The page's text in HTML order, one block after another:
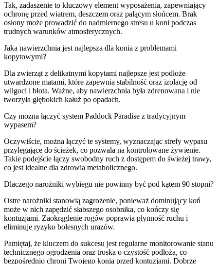
Tak, zadaszenie to kluczowy element wyposażenia, zapewniający
ochronę przed wiatrem, deszczem oraz palącym słońcem. Brak
osłony może prowadzić do nadmiernego stresu u koni podczas
trudnych warunków atmosferycznych.
Jaka nawierzchnia jest najlepsza dla konia z problemami
kopytowymi?
Dla zwierząt z delikatnymi kopytami najlepsze jest podłoże
utwardzone matami, które zapewnia stabilność oraz izolację od
wilgoci i błota. Ważne, aby nawierzchnia była zdrenowana i nie
tworzyła głębokich kałuż po opadach.
Czy można łączyć system Paddock Paradise z tradycyjnym
wypasem?
Oczywiście, można łączyć te systemy, wyznaczając strefy wypasu
przylegające do ścieżek, co pozwala na kontrolowane żywienie.
Takie podejście łączy swobodny ruch z dostępem do świeżej trawy,
co jest idealne dla zdrowia metabolicznego.
Dlaczego narożniki wybiegu nie powinny być pod kątem 90 stopni?
Ostre narożniki stanowią zagrożenie, ponieważ dominujący koń
może w nich zapędzić słabszego osobnika, co kończy się
kontuzjami. Zaokrąglenie rogów poprawia płynność ruchu i
eliminuje ryzyko bolesnych urazów.
Pamiętaj, że kluczem do sukcesu jest regularne monitorowanie stanu
technicznego ogrodzenia oraz troska o czystość podłoża, co
bezpośrednio chroni Twojego konia przed kontuzjami. Dobrze